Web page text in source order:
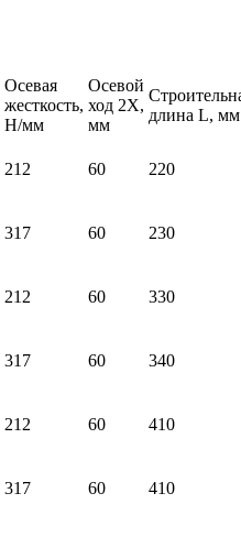
Осевая
жесткость,
Н/мм
Осевой
ход 2Х,
мм
длина L, мм
212 60 220
317 60 230
212 60 330
317 60 340
212 60 410
317 60 410